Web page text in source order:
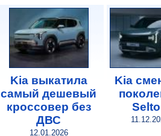
Kia выкатила
самый дешевый
кроссовер без
ДВС
12.01.2026
Kia